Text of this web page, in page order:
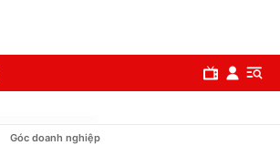
Góc doanh nghiệp